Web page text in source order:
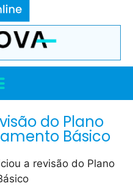
do Plano
Básico
a revisão do Plano